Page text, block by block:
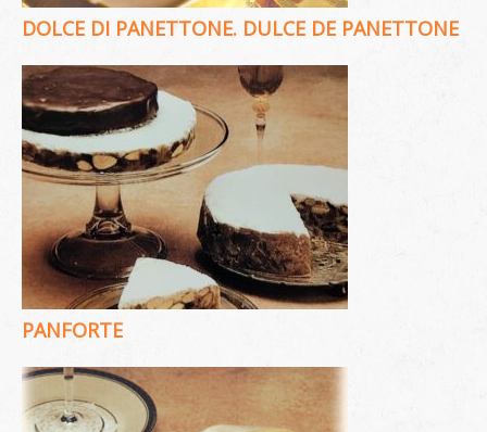
DOLCE DI PANETTONE. DULCE DE PANETTONE
PANFORTE